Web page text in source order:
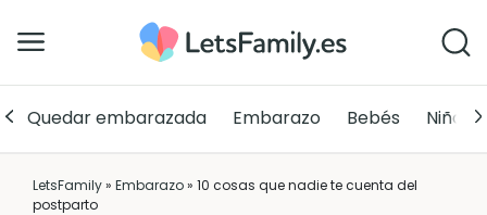
Quedar embarazada Embarazo Bebés Niños
LetsFamily» Embarazo» 10 cosas que nadie te cuenta del
postparto